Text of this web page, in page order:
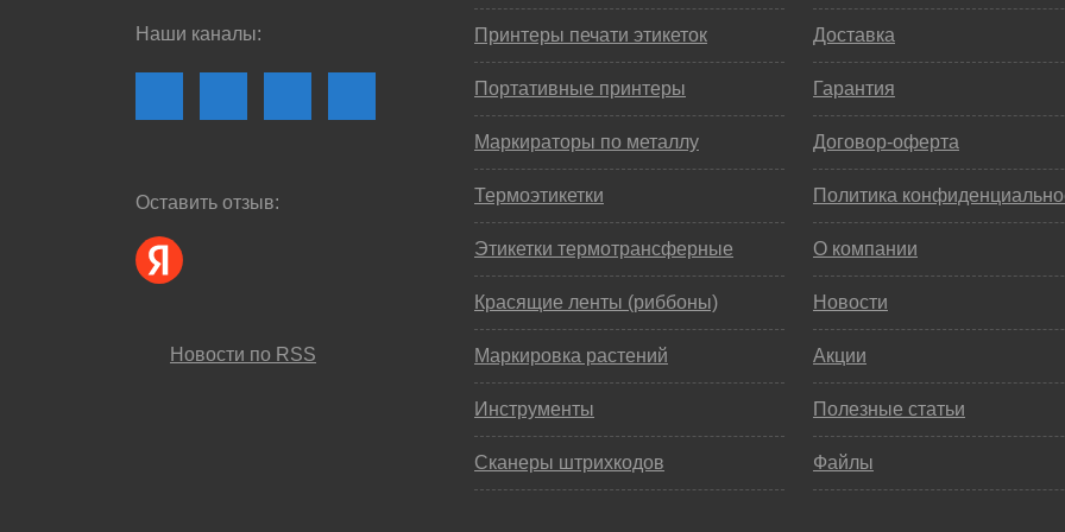
Наши каналы:
Оставить отзыв:
Новости по RSS
Принтеры печати этикеток
Портативные принтеры
Маркираторы по металлу
Термоэтикетки
Этикетки термотрансферные
Красящие ленты (риббоны)
Маркировка растений
Инструменты
Сканеры штрихкодов
Доставка
Гарантия
Договор-оферта
Политика
О компании
Новости
Акции
Полезные статьи
Файлы